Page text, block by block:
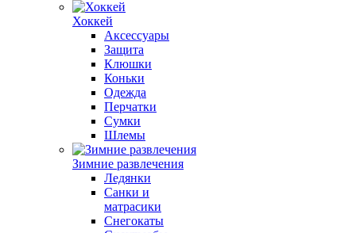
Хоккей
Аксессуары
Защита
Клюшки
Коньки
Одежда
Перчатки
Сумки
Шлемы
Зимние развлечения
Ледянки
Санки и
матрасики
Снегокаты